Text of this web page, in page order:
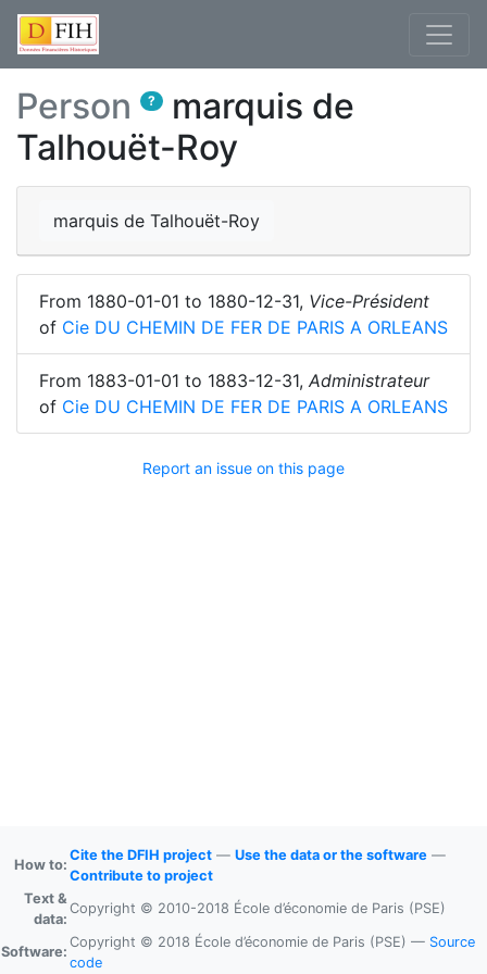
Person ?
marquis de
Talhouët-Roy
marquis de Talhouët-Roy
From 1880-01-01 to 1880-12-31, Vice-Président
of Cie DU CHEMIN DE FER DE PARIS A ORLEANS
From 1883-01-01 to 1883-12-31, Administrateur
of Cie DU CHEMIN DE FER DE PARIS A ORLEANS
Report an issue on this page
How to:
Cite the DFIH project — Use the data or the software —
Contribute to project
Text &
data:
Copyright © 2010-2018 École d’économie de Paris (PSE)
Software:
Copyright © 2018 École d’économie de Paris (PSE) — Source
code